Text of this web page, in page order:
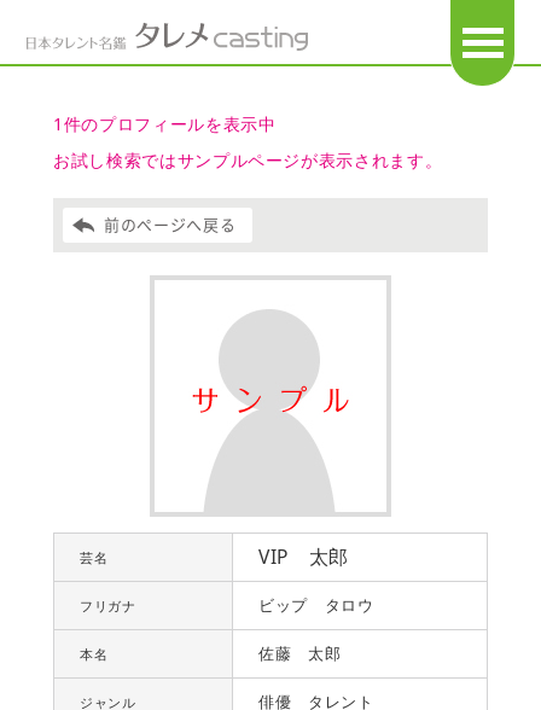
1件のプロフィールを表示中
お試し検索ではサンプルページが表示されます。
前のページへ戻る
芸名 VIP 太郎
フリガナ ビップ タロウ
本名 佐藤 太郎
ジャンル 俳優 タレント